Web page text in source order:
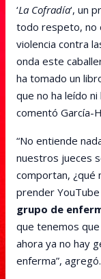
‘La Cofradía‘, un
todo respeto, no
violencia contra
onda este
ha tomado un
que no ha leído
comentó García-
“No entiende
nuestros jueces
comportan, ¿qué
prender
grupo de
que tenemos
ahora ya no hay
enferma”, agregó.